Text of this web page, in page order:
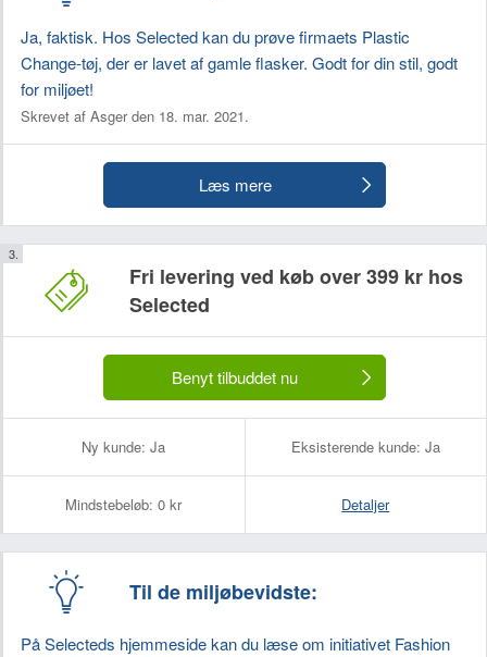
Ja, faktisk. Hos Selected kan du prøve firmaets Plastic
Change-tøj, der er lavet af gamle flasker. Godt for din stil, godt
for miljøet!
Skrevet af Asger den 18. mar. 2021.
Læs mere
Fri levering ved køb over 399 kr hos
Selected
Benyt tilbuddet nu
Ny kunde: Ja Eksisterende kunde: Ja
Mindstebeløb: 0 kr Detaljer
Til de miljøbevidste:
På Selecteds hjemmeside kan du læse om initiativet Fashion